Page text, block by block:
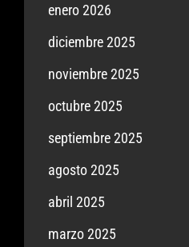
enero 2026
diciembre 2025
noviembre 2025
octubre 2025
septiembre 2025
agosto 2025
abril 2025
marzo 2025